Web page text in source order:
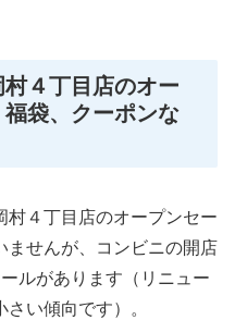
４丁目店のオー
袋、クーポンな
村４丁目店のオープンセー
ませんが、コンビニの開店
ルがあります（リニュー
い傾向です）。